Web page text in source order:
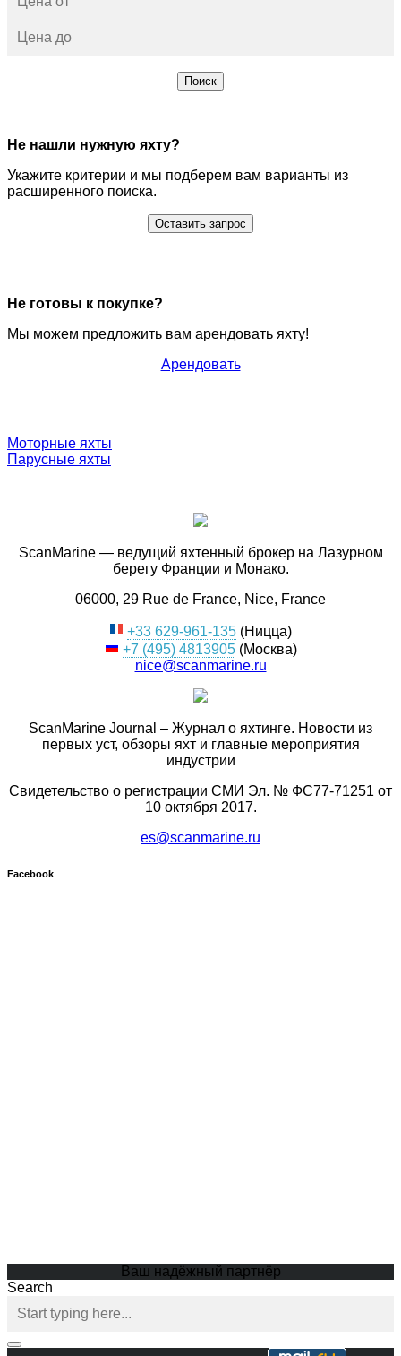
Поиск
Не нашли нужную яхту?
Укажите критерии и мы подберем вам варианты из
расширенного поиска.
Оставить запрос
Не готовы к покупке?
Мы можем предложить вам арендовать яхту!
Арендовать
Моторные яхты
Парусные яхты
ScanMarine — ведущий яхтенный брокер на Лазурном
берегу Франции и Монако.
06000, 29 Rue de France, Nice, France
+33 629-961-135 (Ницца)
+7 (495) 4813905(Москва)
nice@scanmarine.ru
ScanMarine Journal – Журнал о яхтинге. Новости из
первых уст, обзоры яхт и главные мероприятия
индустрии
Свидетельство о регистрации СМИ Эл. № ФС77-71251 от
10 октября 2017.
es@scanmarine.ru
Facebook
Ваш надёжный партнёр
Search